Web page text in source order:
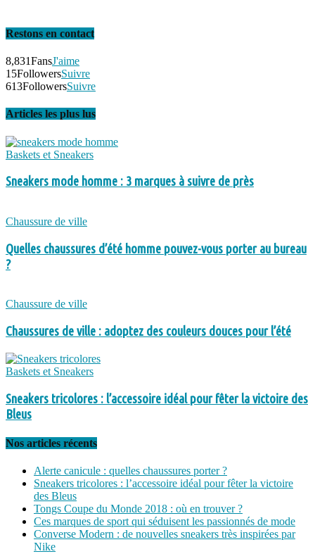
Restons en contact
8,831FansJ'aime
15FollowersSuivre
613FollowersSuivre
Articles les plus lus
Baskets et Sneakers
Sneakers mode homme : 3 marques à suivre de près
Chaussure de ville
Quelles chaussures d’été homme pouvez-vous porter au bureau
?
Chaussure de ville
Chaussures de ville : adoptez des couleurs douces pour l’été
Baskets et Sneakers
Sneakers tricolores : l’accessoire idéal pour fêter la victoire des
Bleus
Nos articles récents
Alerte canicule : quelles chaussures porter ?
Sneakers tricolores : l’accessoire idéal pour fêter la victoire
des Bleus
Tongs Coupe du Monde 2018 : où en trouver ?
Ces marques de sport qui séduisent les passionnés de mode
Converse Modern : de nouvelles sneakers très inspirées par
Nike